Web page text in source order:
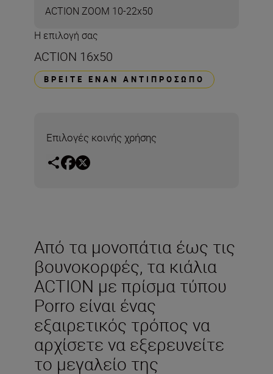
ACTION ZOOM 10-22x50
Η επιλογή σας
ACTION 16x50
ΒΡΕΊΤΕ ΈΝΑΝ ΑΝΤΙΠΡΌΣΩΠΟ
Επιλογές κοινής χρήσης
Από τα μονοπάτια έως τις
βουνοκορφές, τα κιάλια
ACTION με πρίσμα τύπου
Porro είναι ένας
εξαιρετικός τρόπος να
αρχίσετε να εξερευνείτε
το μεγαλείο της